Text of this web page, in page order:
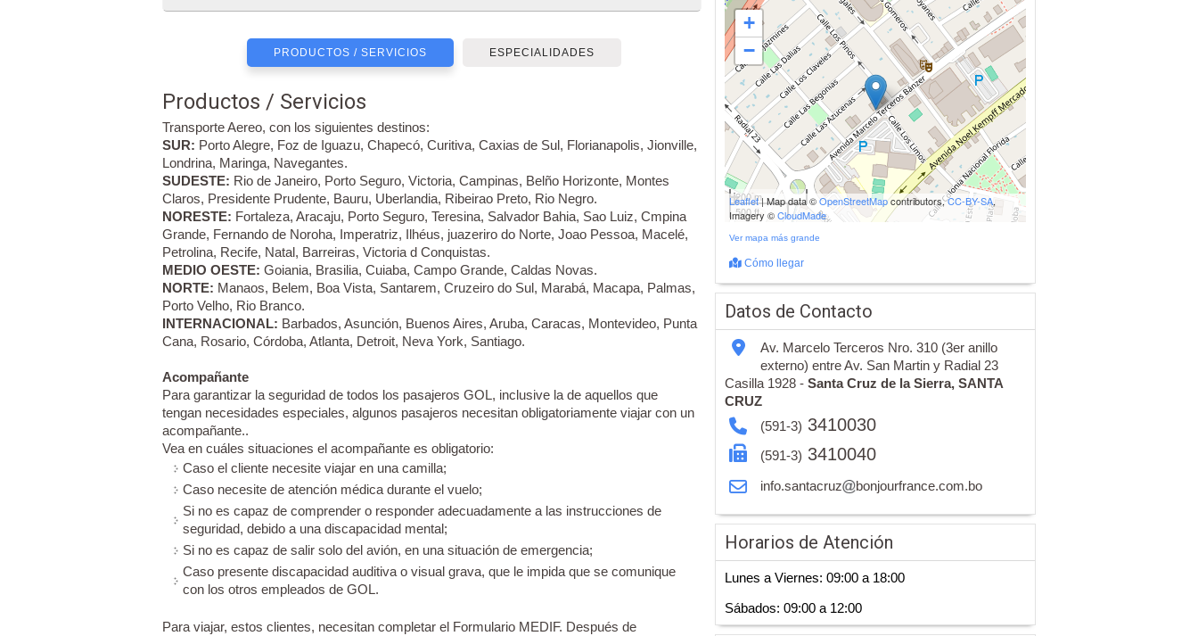
PRODUCTOS / SERVICIOS ESPECIALIDADES
Productos / Servicios
Transporte Aereo, con los siguientes destinos:
SUR: Porto Alegre, Foz de Iguazu, Chapecó, Curitiva, Caxias de Sul, Florianapolis, Jionville,
Londrina, Maringa, Navegantes.
SUDESTE: Rio de Janeiro, Porto Seguro, Victoria, Campinas, Belño Horizonte, Montes
Claros, Presidente Prudente, Bauru, Uberlandia, Ribeirao Preto, Rio Negro.
NORESTE: Fortaleza, Aracaju, Porto Seguro, Teresina, Salvador Bahia, Sao Luiz, Cmpina
Grande, Fernando de Noroha, Imperatriz, Ilhéus, juazeriro do Norte, Joao Pessoa, Macelé,
Petrolina, Recife, Natal, Barreiras, Victoria d Conquistas.
MEDIO OESTE: Goiania, Brasilia, Cuiaba, Campo Grande, Caldas Novas.
NORTE: Manaos, Belem, Boa Vista, Santarem, Cruzeiro do Sul, Marabá, Macapa, Palmas,
Porto Velho, Rio Branco.
INTERNACIONAL: Barbados, Asunción, Buenos Aires, Aruba, Caracas, Montevideo, Punta
Cana, Rosario, Córdoba, Atlanta, Detroit, Neva York, Santiago.
Acompañante
Para garantizar la seguridad de todos los pasajeros GOL, inclusive la de aquellos que
tengan necesidades especiales, algunos pasajeros necesitan obligatoriamente viajar con un
acompañante..
Vea en cuáles situaciones el acompañante es obligatorio:
Caso el cliente necesite viajar en una camilla;
Caso necesite de atención médica durante el vuelo;
Si no es capaz de comprender o responder adecuadamente a las instrucciones de
seguridad, debido a una discapacidad mental;
Si no es capaz de salir solo del avión, en una situación de emergencia;
Caso presente discapacidad auditiva o visual grava, que le impida que se comunique
con los otros empleados de GOL.
Para viajar, estos clientes, necesitan completar el Formulario MEDIF. Después de
+
−
200 m
500 ft
Leaflet| Map data ©OpenStreetMapcontributors,CC-BY-SA,
Imagery ©CloudMade
Ver mapa más grande
Cómo llegar
Datos de Contacto
Av. Marcelo Terceros Nro. 310 (3er anillo
externo) entre Av. San Martin y Radial 23
Casilla 1928 - Santa Cruz de la Sierra, SANTA
CRUZ
(591-3) 3410030
(591-3) 3410040
info.santacruz bonjourfrance.com.bo
Horarios de Atención
Lunes a Viernes: 09:00 a 18:00
Sábados: 09:00 a 12:00